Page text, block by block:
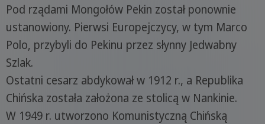
Pod rządami Mongołów Pekin został ponownie
ustanowiony. Pierwsi Europejczycy, w tym Marco
Polo, przybyli do Pekinu przez słynny Jedwabny
Szlak.
Ostatni cesarz abdykował w 1912 r., a Republika
Chińska została założona ze stolicą w Nankinie.
W 1949 r. utworzono Komunistyczną Chińską